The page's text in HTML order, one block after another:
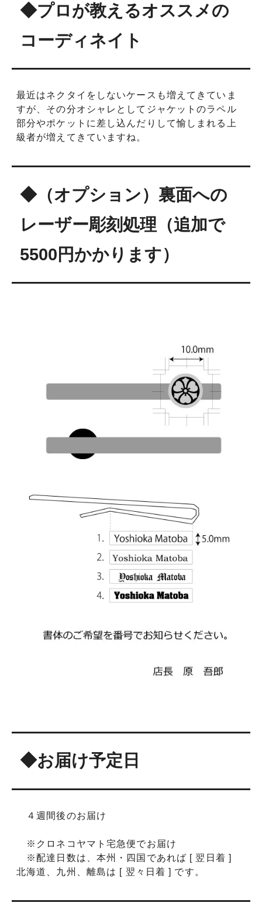
◆プロが教えるオススメの
コーディネイト
最近はネクタイをしないケースも増えてきていま
すが、その分オシャレとしてジャケットのラペル
部分やポケットに差し込んだりして愉しまれる上
級者が増えてきていますね。
◆（オプション）裏面への
レーザー彫刻処理（追加で
5500円かかります）
◆お届け予定日
４週間後のお届け
※クロネコヤマト宅急便でお届け
※配達日数は、本州・四国であれば [ 翌日着 ]
北海道、九州、離島は [ 翌々日着 ] です。